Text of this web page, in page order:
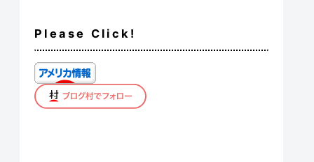
Please Click!